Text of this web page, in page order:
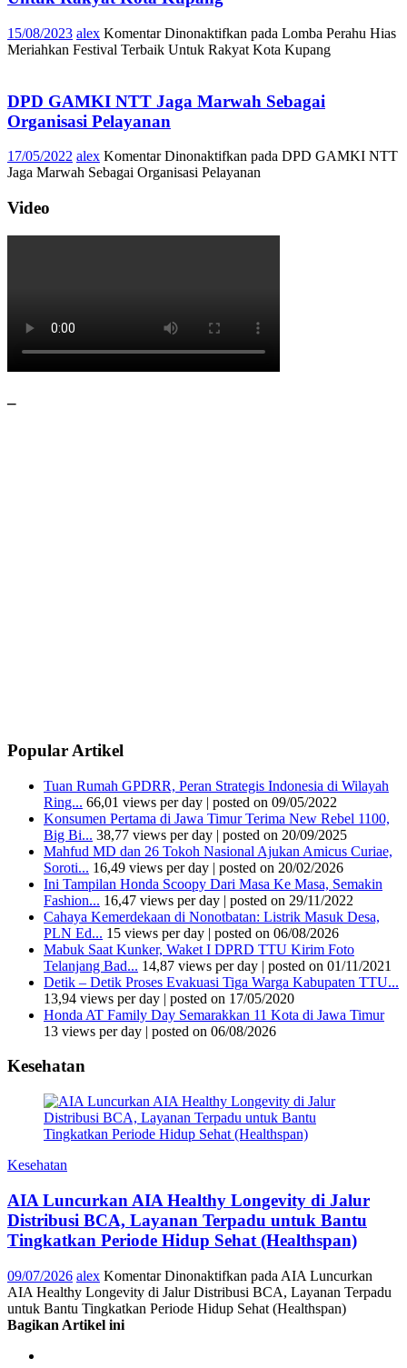
15/08/2023 alex Komentar Dinonaktifkan pada Lomba Perahu Hias
Meriahkan Festival Terbaik Untuk Rakyat Kota Kupang
DPD GAMKI NTT Jaga Marwah Sebagai
Organisasi Pelayanan
17/05/2022 alex Komentar Dinonaktifkan pada DPD GAMKI NTT
Jaga Marwah Sebagai Organisasi Pelayanan
Video
–
Popular Artikel
Tuan Rumah GPDRR, Peran Strategis Indonesia di Wilayah
Ring... 66,01 views per day | posted on 09/05/2022
Konsumen Pertama di Jawa Timur Terima New Rebel 1100,
Big Bi... 38,77 views per day | posted on 20/09/2025
Mahfud MD dan 26 Tokoh Nasional Ajukan Amicus Curiae,
Soroti... 16,49 views per day | posted on 20/02/2026
Ini Tampilan Honda Scoopy Dari Masa Ke Masa, Semakin
Fashion... 16,47 views per day | posted on 29/11/2022
Cahaya Kemerdekaan di Nonotbatan: Listrik Masuk Desa,
PLN Ed... 15 views per day | posted on 06/08/2026
Mabuk Saat Kunker, Waket I DPRD TTU Kirim Foto
Telanjang Bad... 14,87 views per day | posted on 01/11/2021
Detik – Detik Proses Evakuasi Tiga Warga Kabupaten TTU...
13,94 views per day | posted on 17/05/2020
Honda AT Family Day Semarakkan 11 Kota di Jawa Timur
13 views per day | posted on 06/08/2026
Kesehatan
Kesehatan
AIA Luncurkan AIA Healthy Longevity di Jalur
Distribusi BCA, Layanan Terpadu untuk Bantu
Tingkatkan Periode Hidup Sehat (Healthspan)
09/07/2026 alex Komentar Dinonaktifkan pada AIA Luncurkan
AIA Healthy Longevity di Jalur Distribusi BCA, Layanan Terpadu
untuk Bantu Tingkatkan Periode Hidup Sehat (Healthspan)
Bagikan Artikel ini